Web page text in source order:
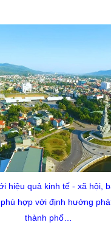
hiệu quả kinh tế - xã hội,
hợp với định hướng
thành phố…